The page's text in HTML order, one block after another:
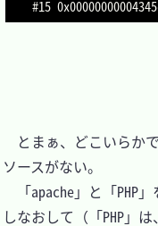
とまぁ、どこいらか
ソースがない。
「apache」と「PHP
しなおして（「PHP」